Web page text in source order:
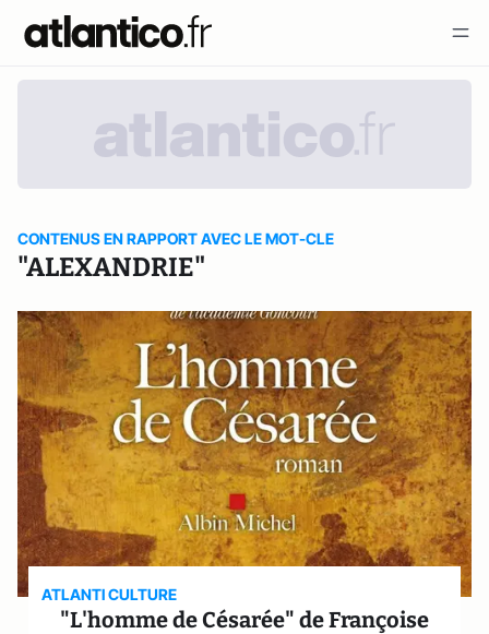
CONTENUS EN RAPPORT AVEC LE MOT-CLE
"ALEXANDRIE"
ATLANTI CULTURE
"L'homme de Césarée" de Françoise